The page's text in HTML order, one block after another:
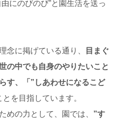
にのびのび”と園生活を送っ
念に掲げている通り、
目まぐ
の中でも自身のやりたいこと
す、「”しあわせになるこど
とを目指しています。
めの力として、園では、 ”す